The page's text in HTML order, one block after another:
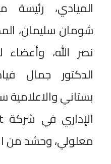
الميادي، رئيسة
شومان سليمان،
نصر الله،
الدكتور جمال
بستاني
معلولي، وحشد من